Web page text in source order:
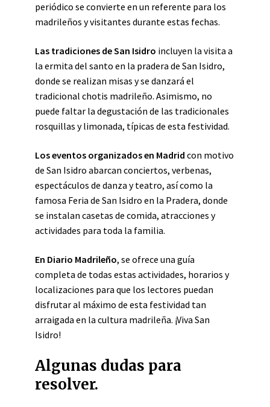
periódico se convierte en un referente para los
madrileños y visitantes durante estas fechas.
Las tradiciones de San Isidro incluyen la visita a
la ermita del santo en la pradera de San Isidro,
donde se realizan misas y se danzará el
tradicional chotis madrileño. Asimismo, no
puede faltar la degustación de las tradicionales
rosquillas y limonada, típicas de esta festividad.
Los eventos organizados en Madrid con motivo
de San Isidro abarcan conciertos, verbenas,
espectáculos de danza y teatro, así como la
famosa Feria de San Isidro en la Pradera, donde
se instalan casetas de comida, atracciones y
actividades para toda la familia.
En Diario Madrileño, se ofrece una guía
completa de todas estas actividades, horarios y
localizaciones para que los lectores puedan
disfrutar al máximo de esta festividad tan
arraigada en la cultura madrileña. ¡Viva San
Isidro!
Algunas dudas para
resolver.